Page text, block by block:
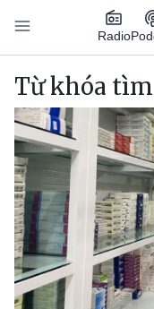
Nhảy đến nội dung
Radio
Main
Từ khóa